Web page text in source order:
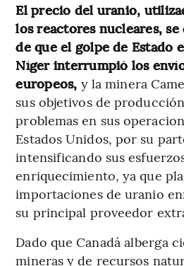
El precio del uranio,
los reactores nucleares, se
de que el golpe de Estado
Níger interrumpió los
europeos, y la minera
sus objetivos de
problemas en sus
Estados Unidos, por su
intensificando sus
enriquecimiento, ya que
importaciones de uranio
su principal proveedor
Dado que Canadá alberga
mineras y de recursos